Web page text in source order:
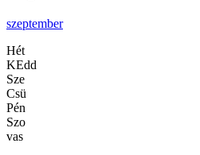
szeptember
Hét
KEdd
Sze
Csü
Pén
Szo
vas